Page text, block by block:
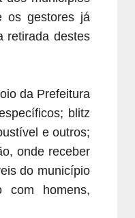
os gestores já
retirada destes
da Prefeitura
blitz
e outros;
onde receber
do município
com homens,